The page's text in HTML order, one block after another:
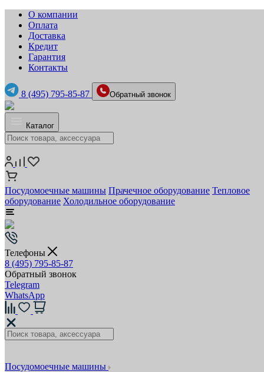
О компании
Оплата
Доставка
Кредит
Гарантия
Контакты
8 (495) 795-85-87 Обратный звонок
Каталог
Посудомоечные машины Прачечное оборудование Тепловое
оборудование Холодильное оборудование
Телефоны
8 (495) 795-85-87
Обратный звонок
Telegram
WhatsApp
Посудомоечные машины